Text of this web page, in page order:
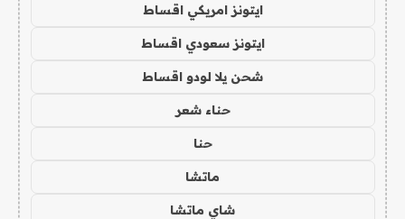
ايتونز امريكي اقساط
ايتونز سعودي اقساط
شحن يلا لودو اقساط
حناء شعر
حنا
ماتشا
شاي ماتشا